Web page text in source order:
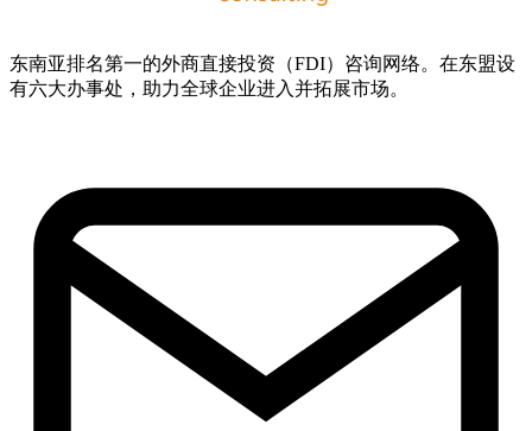
东南亚排名第一的外商直接投资（FDI）咨询网络。在东盟设
有六大办事处，助力全球企业进入并拓展市场。